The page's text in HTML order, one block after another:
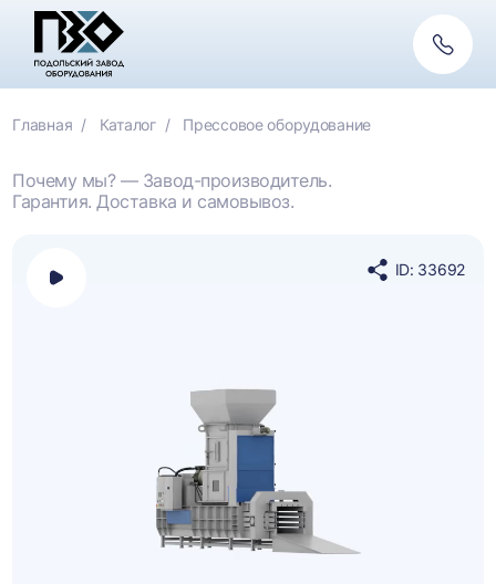
связь
Главная Каталог Прессовое оборудование
Почему мы? — Завод-производитель.
Гарантия. Доставка и самовывоз.
Открыть
ID: 33692